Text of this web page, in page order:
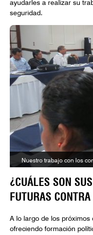
ayudarles a realizar su
seguridad.
Nuestro trabajo con los
¿CUÁLES SON
FUTURAS
A lo largo de los
ofreciendo formación